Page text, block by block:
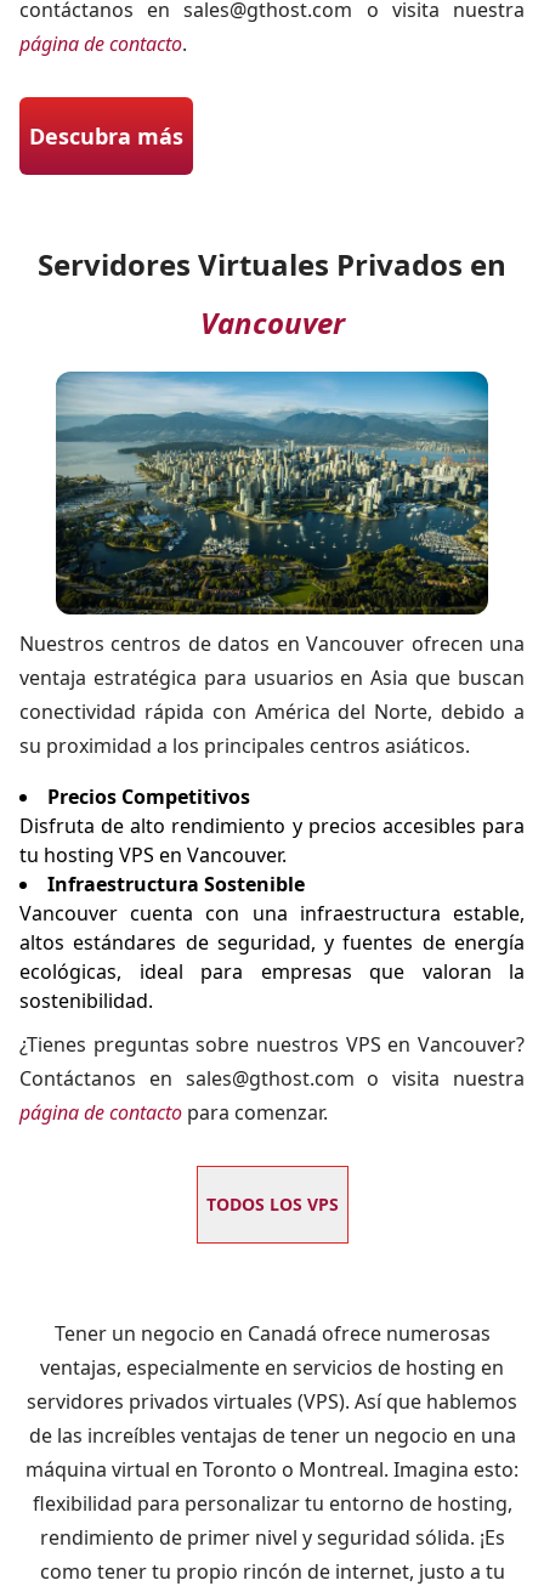
contáctanos ensales@gthost.com o visita nuestra
página de contacto.
Descubra más
Servidores Virtuales Privados en
Vancouver
Nuestros centros de datos en Vancouver ofrecen una
ventaja estratégica para usuarios en Asia que buscan
conectividad rápida con América del Norte, debido a
su proximidad a los principales centros asiáticos.
Precios Competitivos
Disfruta de alto rendimiento y precios accesibles para
tu hosting VPS en Vancouver.
Infraestructura Sostenible
Vancouver cuenta con una infraestructura estable,
altos estándares de seguridad, y fuentes de energía
ecológicas, ideal para empresas que valoran la
sostenibilidad.
¿Tienes preguntas sobre nuestros VPS en Vancouver?
Contáctanos en sales@gthost.com o visita nuestra
página de contacto para comenzar.
TODOS LOS VPS
Tener un negocio en Canadá ofrece numerosas
ventajas, especialmente en servicios de hosting en
servidores privados virtuales (VPS). Así que hablemos
de las increíbles ventajas de tener un negocio en una
máquina virtual en Toronto o Montreal. Imagina esto:
flexibilidad para personalizar tu entorno de hosting,
rendimiento de primer nivel y seguridad sólida. ¡Es
como tener tu propio rincón de internet, justo a tu